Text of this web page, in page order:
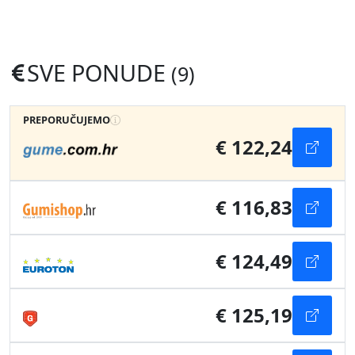
SVE PONUDE (9)
PREPORUČUJEMO
€ 122,24
€ 116,83
€ 124,49
€ 125,19